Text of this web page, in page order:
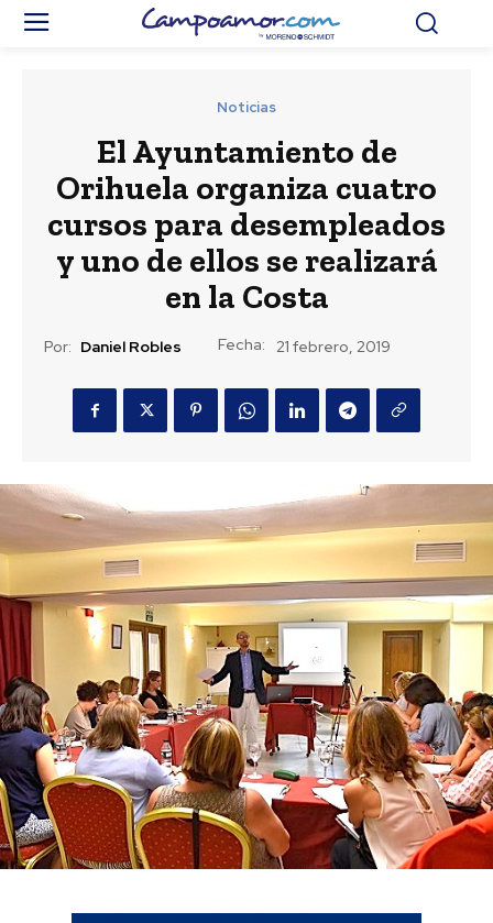
Noticias
El Ayuntamiento de
Orihuela organiza cuatro
cursos para desempleados
y uno de ellos se realizará
en la Costa
Por: Daniel Robles Fecha: 21 febrero, 2019